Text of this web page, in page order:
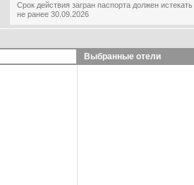
Срок действия загран паспорта должен истекать
не ранее 30.09.2026
Выбранные отели